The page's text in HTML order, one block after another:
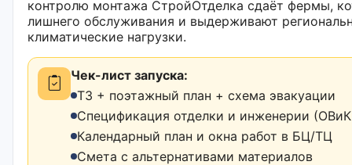
контролю монтажа СтройОтделка сдаёт фермы,
лишнего обслуживания и выдерживают
климатические нагрузки.
Чек-лист запуска:
ТЗ + поэтажный план + схема эвакуации
Спецификация отделки и инженерии
Календарный план и окна работ в БЦ/ТЦ
Смета с альтернативами материалов